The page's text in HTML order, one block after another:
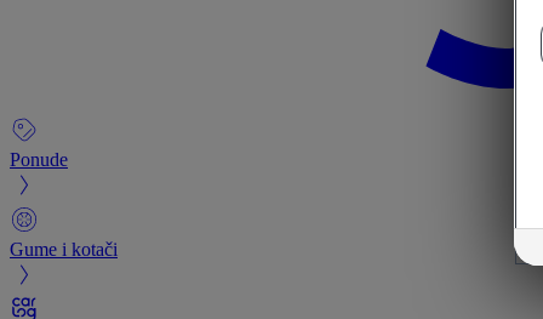
Ponude
Gume i kotači